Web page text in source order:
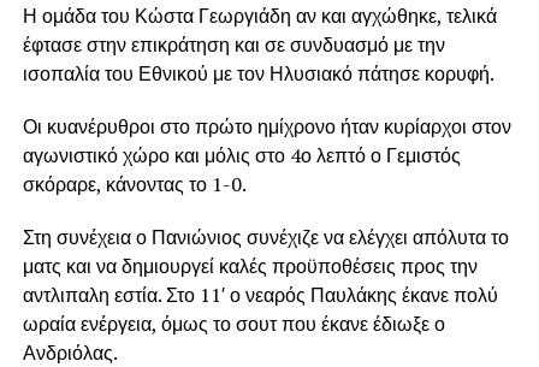
Η ομάδα του Κώστα Γεωργιάδη αν και αγχώθηκε, τελικά
έφτασε στην επικράτηση και σε συνδυασμό με την
ισοπαλία του Εθνικού με τον Ηλυσιακό πάτησε κορυφή.
Οι κυανέρυθροι στο πρώτο ημίχρονο ήταν κυρίαρχοι στον
αγωνιστικό χώρο και μόλις στο 4ο λεπτό ο Γεμιστός
σκόραρε, κάνοντας το 1-0.
Στη συνέχεια ο Πανιώνιος συνέχιζε να ελέγχει απόλυτα το
ματς και να δημιουργεί καλές προϋποθέσεις προς την
αντλιπαλη εστία. Στο 11′ ο νεαρός Παυλάκης έκανε πολύ
ωραία ενέργεια, όμως το σουτ που έκανε έδιωξε ο
Ανδριόλας.